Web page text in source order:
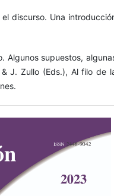
discurso. Una
Algunos supuestos,
J. Zullo (Eds.), Al filo de